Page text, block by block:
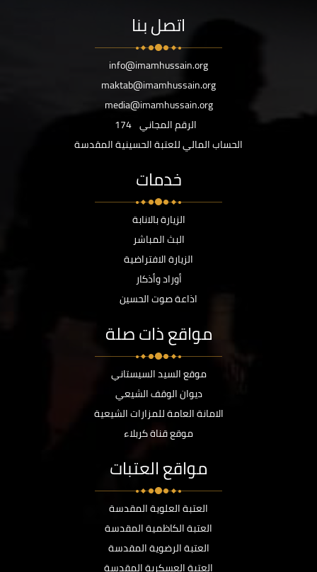
اتصل بنا
info@imamhussain.org
maktab@imamhussain.org
media@imamhussain.org
الرقم المجاني 174
الحساب المالي للعتبة الحسينية المقدسة
خدمات
الزيارة بالانابة
البث المباشر
الزيارة الافتراضية
أوراد وأذكار
اذاعة صوت الحسين
مواقع ذات صلة
موقع السيد السيستاني
ديوان الوقف الشيعي
الامانة العامة للمزارات الشيعية
موقع قناة كربلاء
مواقع العتبات
العتبة العلوية المقدسة
العتبة الكاظمية المقدسة
العتبة الرضوية المقدسة
العتبة العسكرية المقدسة